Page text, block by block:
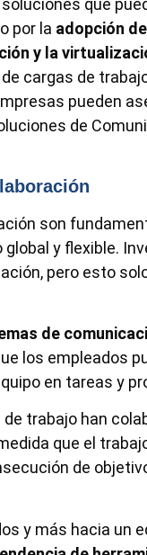
que
por la adopción
y la
cargas de
pueden
de
son
y flexible.
pero esto
de
los empleados
en tareas y
trabajo han
que el
de
y más hacia un